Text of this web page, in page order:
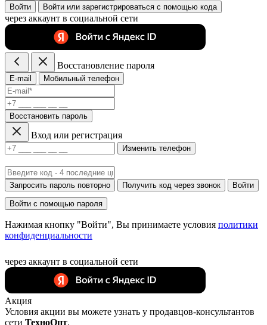
Войти Войти или зарегистрироватьcя с помощью кода
через аккаунт в социальной сети
Восстановление пароля
E-mail Мобильный телефон
Восстановить пароль
Вход или регистрация
Изменить телефон
Запросить пароль повторно Получить код через звонок Войти
Войти с помощью пароля
Нажимая кнопку "Войти", Вы принимаете условия политики
конфиденциальности
через аккаунт в социальной сети
Акция
Условия акции вы можете узнать у продавцов-консультантов
сети ТехноОпт.